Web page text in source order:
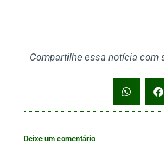
Compartilhe essa notícia com
Deixe um comentário